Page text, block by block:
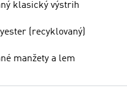
klasický výstrih
(recyklovaný)
manžety a lem